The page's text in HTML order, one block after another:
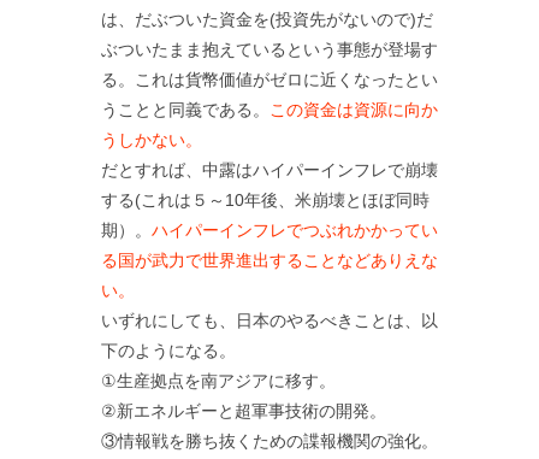
は、だぶついた資金を(投資先がないので)だ
ぶついたまま抱えているという事態が登場す
る。これは貨幣価値がゼロに近くなったとい
うことと同義である。
この資金は資源に向か
うしかない。
だとすれば、中露はハイパーインフレで崩壊
する(これは５～10年後、米崩壊とほぼ同時
期）。 ハイパーインフレでつぶれかかってい
る国が武力で世界進出することなどありえな
い。
いずれにしても、日本のやるべきことは、以
下のようになる。
①生産拠点を南アジアに移す。
②新エネルギーと超軍事技術の開発。
③情報戦を勝ち抜くための諜報機関の強化。